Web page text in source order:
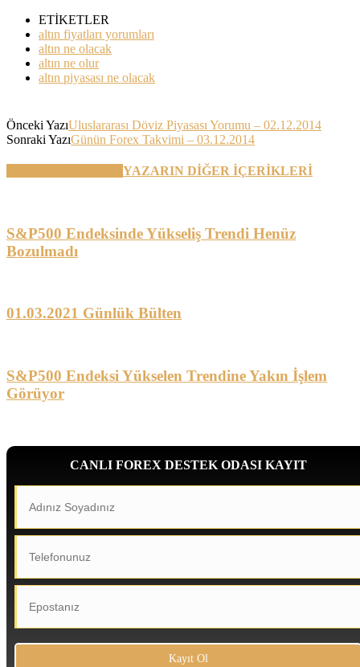
ETİKETLER
altın fiyatları yorumları
altın ne olacak
altın ne olur
altın piyasası ne olacak
Önceki YazıUluslararası Döviz Piyasası Yorumu – 02.12.2014
Sonraki YazıGünün Forex Takvimi – 03.12.2014
YAZARIN DİĞER İÇERİKLERİ
S&P500 Endeksinde Yükseliş Trendi Henüz
Bozulmadı
01.03.2021 Günlük Bülten
S&P500 Endeksi Yükselen Trendine Yakın İşlem
Görüyor
CANLI FOREX DESTEK ODASI KAYIT